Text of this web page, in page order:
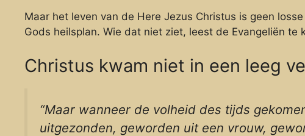
Maar het leven van de Here Jezus Christus is geen
Gods heilsplan. Wie dat niet ziet, leest de Evangeliën te
Christus kwam niet in een leeg
“Maar wanneer de volheid des tijds
uitgezonden, geworden uit een vrouw,